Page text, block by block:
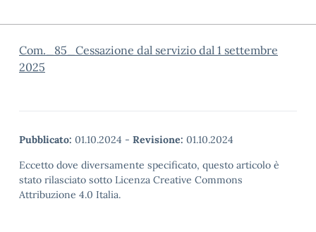
Com._85_Cessazione dal servizio dal 1 settembre
2025
Pubblicato: 01.10.2024 - Revisione: 01.10.2024
Eccetto dove diversamente specificato, questo articolo è
stato rilasciato sotto Licenza Creative Commons
Attribuzione 4.0 Italia.